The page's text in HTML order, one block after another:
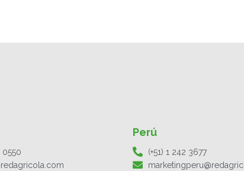
0550
Perú
(+51) 1 242 3677